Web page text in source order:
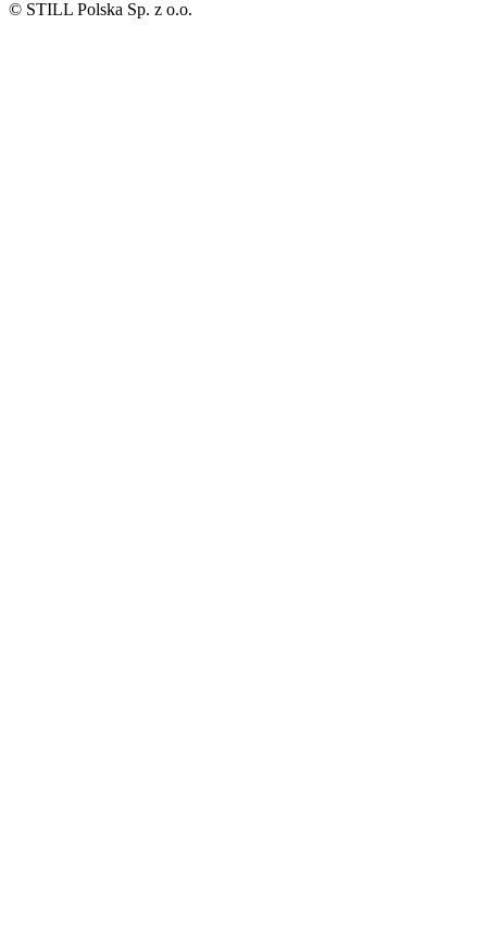
© STILL Polska Sp. z o.o.